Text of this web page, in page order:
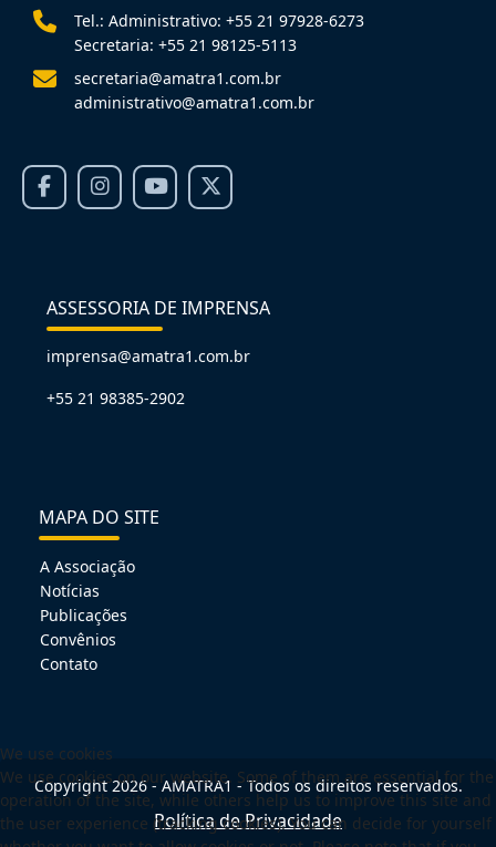
Tel.: Administrativo: +55 21 97928-6273
Secretaria: +55 21 98125-5113
secretaria@amatra1.com.br
administrativo@amatra1.com.br
ASSESSORIA DE IMPRENSA
imprensa@amatra1.com.br
+55 21 98385-2902
MAPA DO SITE
A Associação
Notícias
Publicações
Convênios
Contato
Copyright 2026 - AMATRA1 - Todos os direitos reservados.
Política de Privacidade
We use cookies
We use cookies on our website. Some of them are essential for the
operation of the site, while others help us to improve this site and
the user experience (tracking cookies). You can decide for yourself